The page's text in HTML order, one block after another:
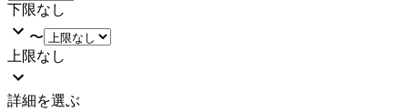
下限なし
〜
上限なし
詳細を選ぶ